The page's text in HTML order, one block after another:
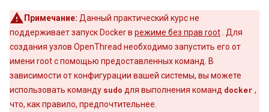
Примечание: Данный практический курс не
поддерживает запуск Docker в режиме без прав root . Для
создания узлов OpenThread необходимо запустить его от
имени root с помощью предоставленных команд. В
зависимости от конфигурации вашей системы, вы можете
использовать команду sudo для выполнения команд docker ,
что, как правило, предпочтительнее.